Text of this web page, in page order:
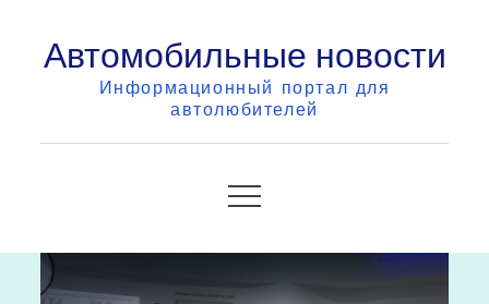
contentАвтомобильные новости
Информационный портал для
автолюбителей